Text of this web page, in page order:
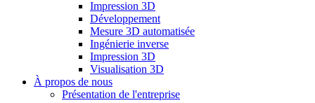
Impression 3D
Développement
Mesure 3D automatisée
Ingénierie inverse
Impression 3D
Visualisation 3D
À propos de nous
Présentation de l'entreprise